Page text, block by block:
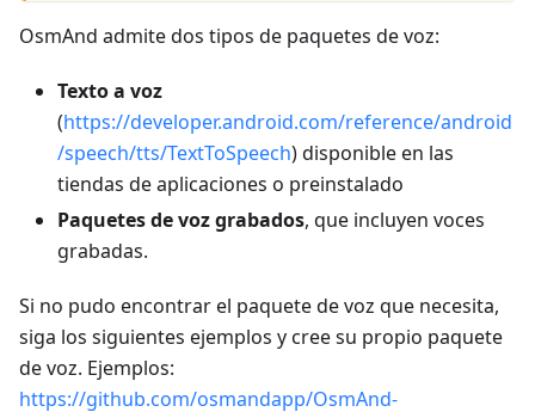
OsmAnd admite dos tipos de paquetes de voz:
Texto a voz
(https://developer.android.com/reference/android
/speech/tts/TextToSpeech) disponible en las
tiendas de aplicaciones o preinstalado
Paquetes de voz grabados, que incluyen voces
grabadas.
Si no pudo encontrar el paquete de voz que necesita,
siga los siguientes ejemplos y cree su propio paquete
de voz. Ejemplos:
https://github.com/osmandapp/OsmAnd-